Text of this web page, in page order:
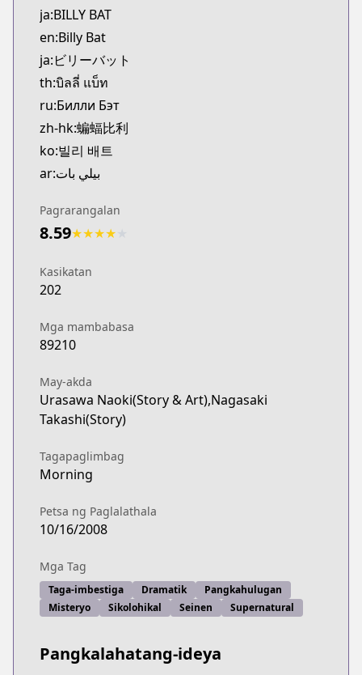
MangaUpdates
MangaUpdates
https://www.mangaupdates.com/
Book☆Walker
Book☆Walker
https://bookwalker.jp/series/354099/list
ja:BILLY BAT
en:Billy Bat
ja:ビリーバット
th:บิลลี่ แบ็ท
ru:Билли Бэт
zh-hk:蝙蝠比利
ko:빌리 배트
ar:بيلي بات
Pagrarangalan
8.59★★★★
Kasikatan
202
Mga mambabasa
89210
May-akda
Urasawa Naoki(Story & Art),Nagasaki
Takashi(Story)
Tagapaglimbag
Morning
Petsa ng Paglalathala
10/16/2008
Mga Tag
Taga-imbestiga Dramatik
Pangkahulugan
Misteryo
Sikolohikal Seinen Supernatural
Pangkalahatang-ideya